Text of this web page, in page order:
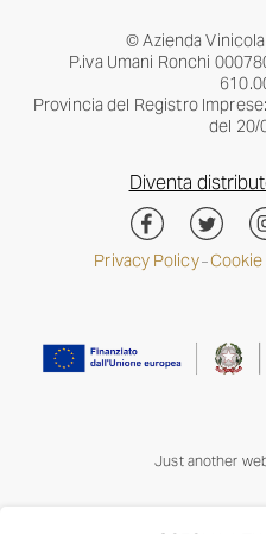
© Azienda
P.iva Umani Ronchi
Provincia del Registro
del 20/
Diventa
Privacy Policy–
Just another